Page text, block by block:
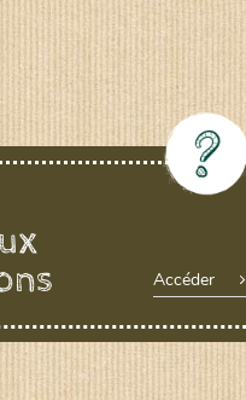
Accéder